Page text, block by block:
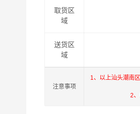
取货区
域
送货区
域
注意事项
1、以上汕头潮南
2